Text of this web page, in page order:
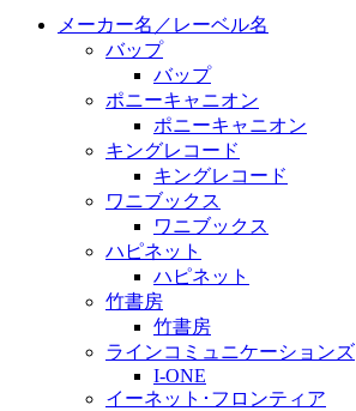
メーカー名／レーベル名
バップ
バップ
ポニーキャニオン
ポニーキャニオン
キングレコード
キングレコード
ワニブックス
ワニブックス
ハピネット
ハピネット
竹書房
竹書房
ラインコミュニケーションズ
I-ONE
イーネット･フロンティア